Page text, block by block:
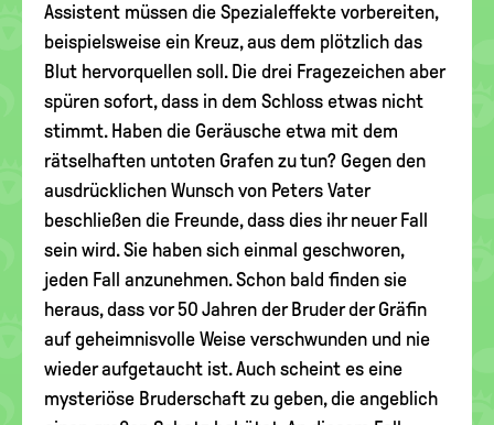
Assistent müssen die Spezialeffekte vorbereiten,
beispielsweise ein Kreuz, aus dem plötzlich das
Blut hervorquellen soll. Die drei Fragezeichen aber
spüren sofort, dass in dem Schloss etwas nicht
stimmt. Haben die Geräusche etwa mit dem
rätselhaften untoten Grafen zu tun? Gegen den
ausdrücklichen Wunsch von Peters Vater
beschließen die Freunde, dass dies ihr neuer Fall
sein wird. Sie haben sich einmal geschworen,
jeden Fall anzunehmen. Schon bald finden sie
heraus, dass vor 50 Jahren der Bruder der Gräfin
auf geheimnisvolle Weise verschwunden und nie
wieder aufgetaucht ist. Auch scheint es eine
mysteriöse Bruderschaft zu geben, die angeblich